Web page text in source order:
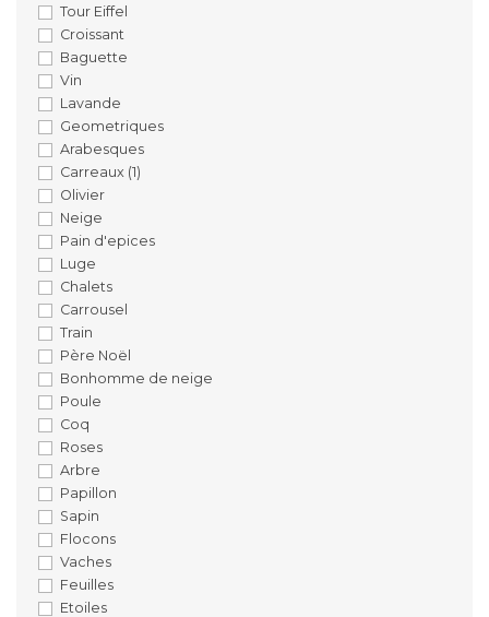
Tour Eiffel
Croissant
Baguette
Vin
Lavande
Geometriques
Arabesques
Carreaux (1)
Olivier
Neige
Pain d'epices
Luge
Chalets
Carrousel
Train
Père Noël
Bonhomme de neige
Poule
Coq
Roses
Arbre
Papillon
Sapin
Flocons
Vaches
Feuilles
Etoiles